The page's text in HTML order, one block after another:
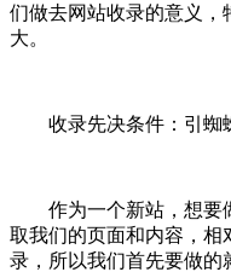
们做去网站收录的意义，
大。
收录先决条件：引蜘
作为一个新站，想要
取我们的页面和内容，相
录，所以我们首先要做的